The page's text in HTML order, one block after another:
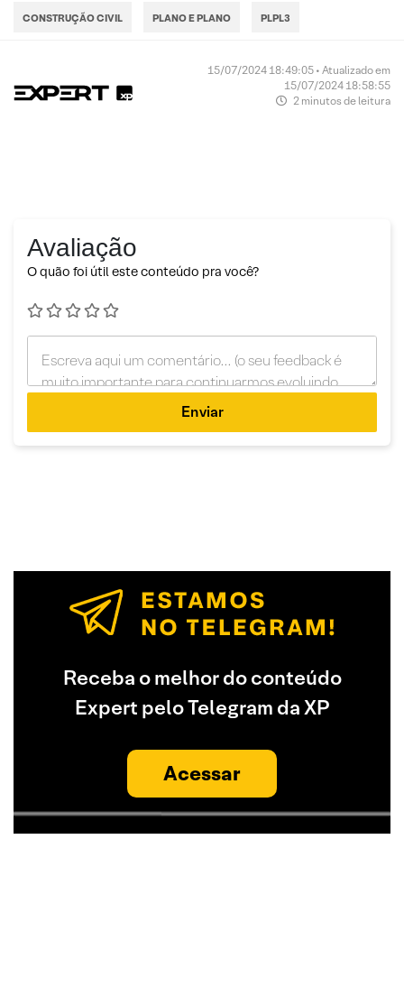
CONSTRUÇÃO CIVIL PLANO E PLANO PLPL3
15/07/2024 18:49:05 • Atualizado em
15/07/2024 18:58:55
2 minutos de leitura
Avaliação
O quão foi útil este conteúdo pra você?
Enviar
Receba o melhor do conteúdo
Expert pelo Telegram da XP
Acessar